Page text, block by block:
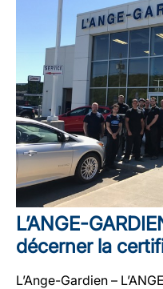
L’ANGE-
décerner la
L’Ange-Gardien –